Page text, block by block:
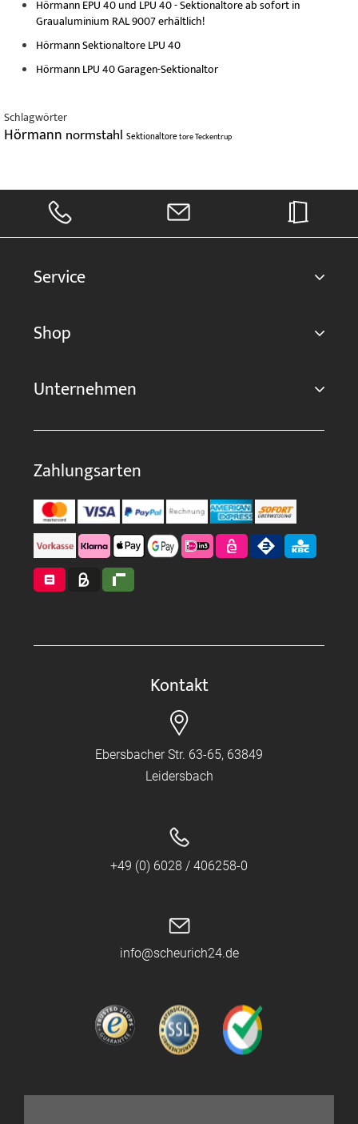
Hörmann EPU 40 und LPU 40 - Sektionaltore ab sofort in
Graualuminium RAL 9007 erhältlich!
Hörmann Sektionaltore LPU 40
Hörmann LPU 40 Garagen-Sektionaltor
Schlagwörter
Hörmann normstahl SektionaltoretoreTeckentrup
Service
Shop
Unternehmen
Zahlungsarten
Kontakt
Ebersbacher Str. 63-65, 63849
Leidersbach
+49 (0) 6028 / 406258-0
info@scheurich24.de